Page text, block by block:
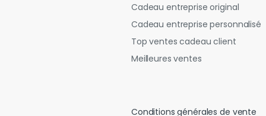
Cadeau entreprise original
Cadeau entreprise personnalisé
Top ventes cadeau client
Meilleures ventes
Conditions générales de vente